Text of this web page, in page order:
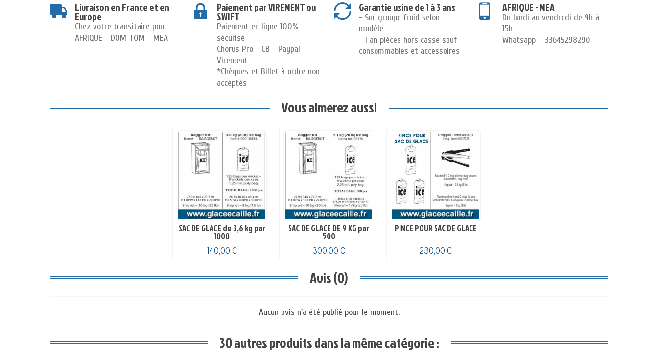
Livraison en France et en
Europe
Chez votre transitaire pour
AFRIQUE - DOM-TOM - MEA
Paiement par VIREMENT ou
SWIFT
Paiement en ligne 100%
sécurisé
Chorus Pro - CB - Paypal -
Virement
*Chèques et Billet à ordre non
acceptés
Garantie usine de 1 à 3 ans
- Sur groupe froid selon
modèle
- 1 an pièces hors casse sauf
consommables et accessoires
AFRIQUE - MEA
Du lundi au vendredi de 9h à
15h
Whatsapp + 33645298290
Vous aimerez aussi
SAC DE GLACE de 3,6 kg par
1000
140,00 €
SAC DE GLACE DE 9 KG par
500
300,00 €
PINCE POUR SAC DE GLACE
230,00 €
Avis (0)
Aucun avis n'a été publié pour le moment.
30 autres produits dans la même catégorie :